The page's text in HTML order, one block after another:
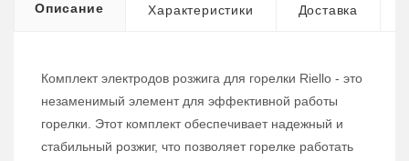
Описание Характеристики Доставка
Комплект электродов розжига для горелки Riello - это
незаменимый элемент для эффективной работы
горелки. Этот комплект обеспечивает надежный и
стабильный розжиг, что позволяет горелке работать